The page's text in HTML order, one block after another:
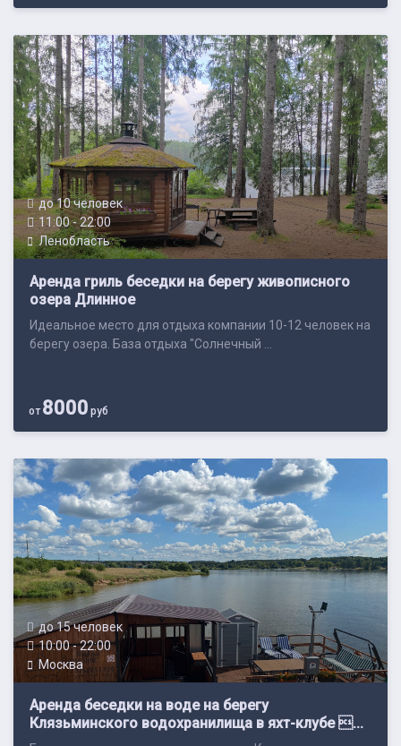
до 10 человек
11:00 - 22:00
Ленобласть
Аренда гриль беседки на берегу живописного
озера Длинное
Идеальное место для отдыха компании 10-12 человек на
берегу озера. База отдыха "Солнечный ...
от8000 руб
до 15 человек
10:00 - 22:00
Москва
Аренда беседки на воде на берегу
Клязьминского водохранилища в яхт-клубе ...